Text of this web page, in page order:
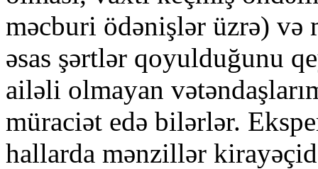
məcburi ödənişlər üzrə) və
əsas şərtlər qoyulduğunu
ailəli olmayan
müraciət edə bilərlər.
hallarda mənzillər